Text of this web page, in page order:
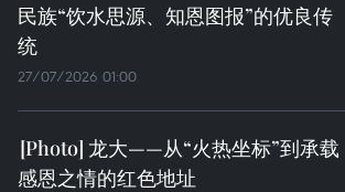
民族“饮水思源、知恩图报”的优良传
统
27/07/2026 01:00
龙大——从“火热坐标”到承载
感恩之情的红色地址